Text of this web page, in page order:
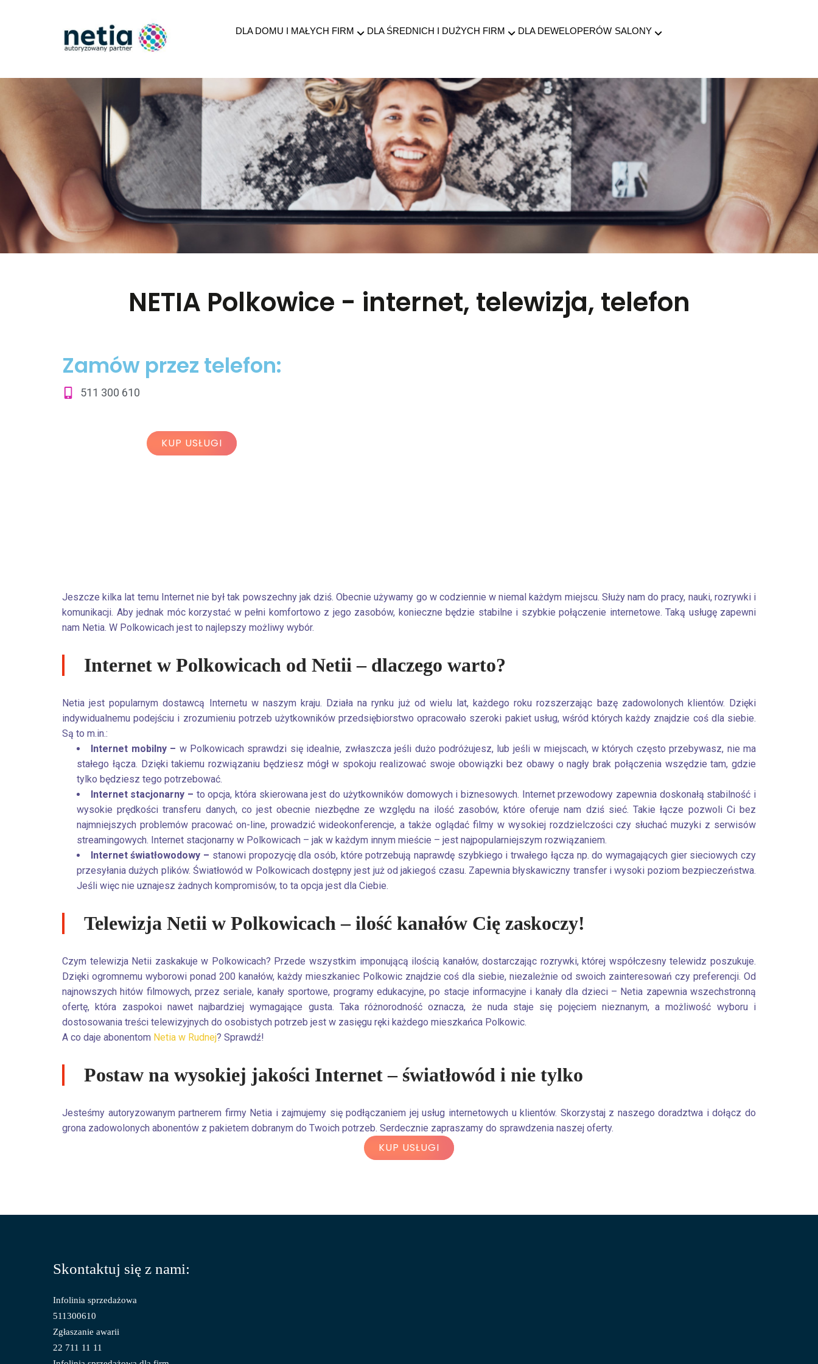
DLA DOMU I MAŁYCH FIRM DLA ŚREDNICH I DUŻYCH FIRM DLA DEWELOPERÓW SALONY
NETIA Polkowice - internet, telewizja, telefon
Zamów przez telefon:
511 300 610
KUP USŁUGI
Jeszcze kilka lat temu Internet nie był tak powszechny jak dziś. Obecnie używamy go w codziennie w niemal każdym miejscu. Służy nam do pracy, nauki, rozrywki i
komunikacji. Aby jednak móc korzystać w pełni komfortowo z jego zasobów, konieczne będzie stabilne i szybkie połączenie internetowe. Taką usługę zapewni
nam Netia. W Polkowicach jest to najlepszy możliwy wybór.
Internet w Polkowicach od Netii – dlaczego warto?
Netia jest popularnym dostawcą Internetu w naszym kraju. Działa na rynku już od wielu lat, każdego roku rozszerzając bazę zadowolonych klientów. Dzięki
indywidualnemu podejściu i zrozumieniu potrzeb użytkowników przedsiębiorstwo opracowało szeroki pakiet usług, wśród których każdy znajdzie coś dla siebie.
Są to m.in.:
Internet mobilny – w Polkowicach sprawdzi się idealnie, zwłaszcza jeśli dużo podróżujesz, lub jeśli w miejscach, w których często przebywasz, nie ma
stałego łącza. Dzięki takiemu rozwiązaniu będziesz mógł w spokoju realizować swoje obowiązki bez obawy o nagły brak połączenia wszędzie tam, gdzie
tylko będziesz tego potrzebować.
Internet stacjonarny – to opcja, która skierowana jest do użytkowników domowych i biznesowych. Internet przewodowy zapewnia doskonałą stabilność i
wysokie prędkości transferu danych, co jest obecnie niezbędne ze względu na ilość zasobów, które oferuje nam dziś sieć. Takie łącze pozwoli Ci bez
najmniejszych problemów pracować on-line, prowadzić wideokonferencje, a także oglądać filmy w wysokiej rozdzielczości czy słuchać muzyki z serwisów
streamingowych. Internet stacjonarny w Polkowicach – jak w każdym innym mieście – jest najpopularniejszym rozwiązaniem.
Internet światłowodowy – stanowi propozycję dla osób, które potrzebują naprawdę szybkiego i trwałego łącza np. do wymagających gier sieciowych czy
przesyłania dużych plików. Światłowód w Polkowicach dostępny jest już od jakiegoś czasu. Zapewnia błyskawiczny transfer i wysoki poziom bezpieczeństwa.
Jeśli więc nie uznajesz żadnych kompromisów, to ta opcja jest dla Ciebie.
Telewizja Netii w Polkowicach – ilość kanałów Cię zaskoczy!
Czym telewizja Netii zaskakuje w Polkowicach? Przede wszystkim imponującą ilością kanałów, dostarczając rozrywki, której współczesny telewidz poszukuje.
Dzięki ogromnemu wyborowi ponad 200 kanałów, każdy mieszkaniec Polkowic znajdzie coś dla siebie, niezależnie od swoich zainteresowań czy preferencji. Od
najnowszych hitów filmowych, przez seriale, kanały sportowe, programy edukacyjne, po stacje informacyjne i kanały dla dzieci – Netia zapewnia wszechstronną
ofertę, która zaspokoi nawet najbardziej wymagające gusta. Taka różnorodność oznacza, że nuda staje się pojęciem nieznanym, a możliwość wyboru i
dostosowania treści telewizyjnych do osobistych potrzeb jest w zasięgu ręki każdego mieszkańca Polkowic.
A co daje abonentom Netia w Rudnej? Sprawdź!
Postaw na wysokiej jakości Internet – światłowód i nie tylko
Jesteśmy autoryzowanym partnerem firmy Netia i zajmujemy się podłączaniem jej usług internetowych u klientów. Skorzystaj z naszego doradztwa i dołącz do
grona zadowolonych abonentów z pakietem dobranym do Twoich potrzeb. Serdecznie zapraszamy do sprawdzenia naszej oferty.
KUP USŁUGI
Skontaktuj się z nami:
Infolinia sprzedażowa
511300610
Zgłaszanie awarii
22 711 11 11